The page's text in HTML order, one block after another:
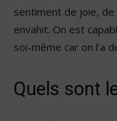
sentiment de joie,
envahit. On est
soi-même car on l’a
Quels sont